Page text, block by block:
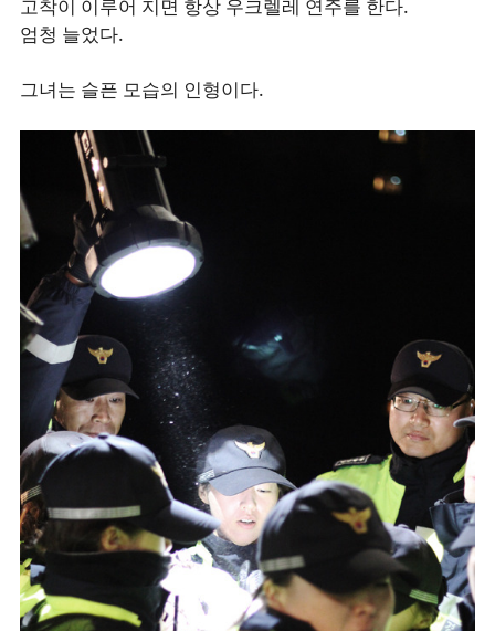
고착이 이루어 지면 항상 우크렐레 연주를 한다.
엄청 늘었다.
그녀는 슬픈 모습의 인형이다.